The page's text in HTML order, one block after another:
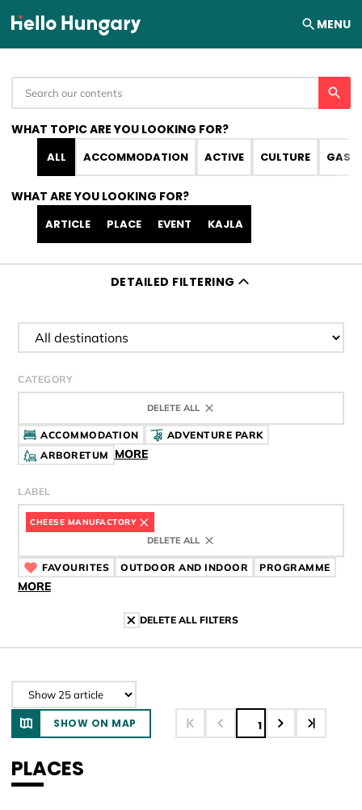
Skip to content MENU
WHAT TOPIC ARE YOU LOOKING FOR?
ALL ACCOMMODATION ACTIVE CULTURE
WHAT ARE YOU LOOKING FOR?
ARTICLE PLACE EVENT KAJLA
DETAILED FILTERING
Filter destination
CATEGORY
DELETE ALL
ACCOMMODATION
ADVENTURE PARK
ARBORETUM
MORE
LABEL
CHEESE MANUFACTORYCÍMKE
DELETE ALL
FAVOURITES CÍMKE
OUTDOOR AND INDOOR CÍMKE
PROGRAMME
MORE
DELETE ALL FILTERS
SHOW ON MAP 1
PLACES